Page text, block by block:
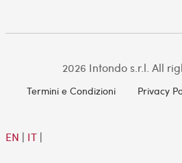
2026 Intondo s.r.l. All
Termini e Condizioni Privacy
EN | IT|